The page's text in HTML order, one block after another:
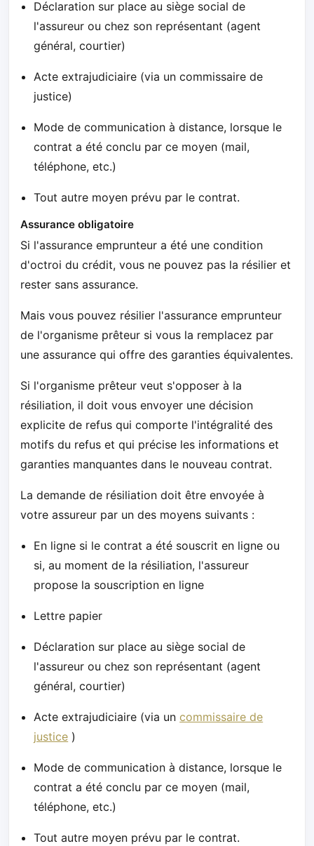
Déclaration sur place au siège social de
l'assureur ou chez son représentant (agent
général, courtier)
Acte extrajudiciaire (via un commissaire de
justice)
Mode de communication à distance, lorsque le
contrat a été conclu par ce moyen (mail,
téléphone, etc.)
Tout autre moyen prévu par le contrat.
Assurance obligatoire
Si l'assurance emprunteur a été une condition
d'octroi du crédit, vous ne pouvez pas la résilier et
rester sans assurance.
Mais vous pouvez résilier l'assurance emprunteur
de l'organisme prêteur si vous la remplacez par
une assurance qui offre des garanties équivalentes.
Si l'organisme prêteur veut s'opposer à la
résiliation, il doit vous envoyer une décision
explicite de refus qui comporte l'intégralité des
motifs du refus et qui précise les informations et
garanties manquantes dans le nouveau contrat.
La demande de résiliation doit être envoyée à
votre assureur par un des moyens suivants :
En ligne si le contrat a été souscrit en ligne ou
si, au moment de la résiliation, l'assureur
propose la souscription en ligne
Lettre papier
Déclaration sur place au siège social de
l'assureur ou chez son représentant (agent
général, courtier)
Acte extrajudiciaire (via uncommissaire de
justice )
Mode de communication à distance, lorsque le
contrat a été conclu par ce moyen (mail,
téléphone, etc.)
Tout autre moyen prévu par le contrat.